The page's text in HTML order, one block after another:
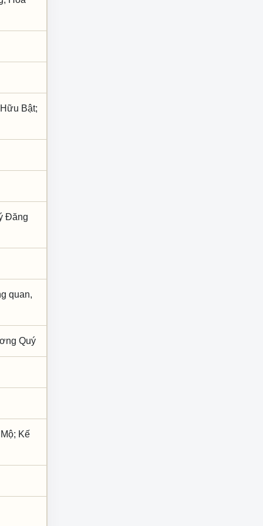
Bật;
Đăng
quan,
Quý
Kế